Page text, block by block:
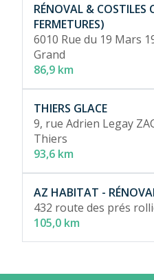
RÉNOVAL & COSTILES
FERMETURES)
6010 Rue du 19 Mars
Grand
86,9 km
THIERS GLACE
9, rue Adrien Legay
Thiers
93,6 km
AZ HABITAT -
432 route des prés
105,0 km